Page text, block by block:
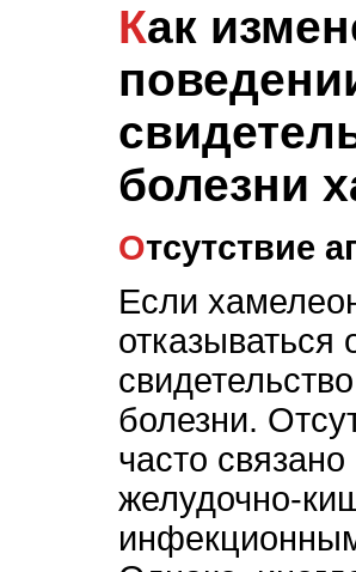
Как изменения в
болезни
Отсутствие
Если
отказываться
болезни.
часто
желудочно-